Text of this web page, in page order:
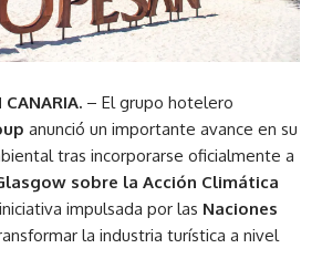
CANARIA. – El grupo hotelero
anunció un importante avance en su
tras incorporarse oficialmente a
sobre la Acción Climática
impulsada por las Naciones
la industria turística a nivel